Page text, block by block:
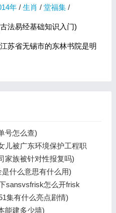
年/ 生肖 / 堂福集/
法易经基础知识入门)
苏省无锡市的东林书院是明
号怎么查)
儿被广东环境保护工程职
家族被针对性报复吗)
什么意思有什么用)
sansvsfrisk怎么开frisk
集有什么亮点剧情)
能建多少墙)